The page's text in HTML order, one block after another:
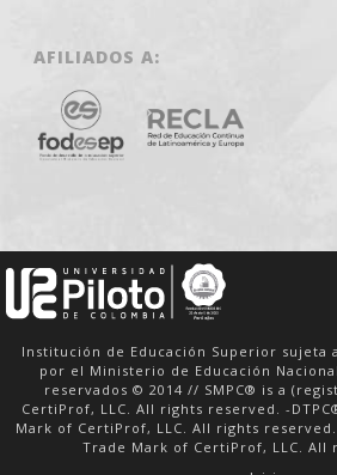
AFILIADOS A:
Institución de Educación Superior sujeta
por el Ministerio de Educación
reservados © 2014 // SMPC® is a
CertiProf, LLC. All rights reserved. -
Mark of CertiProf, LLC. All rights
Trade Mark of CertiProf, LLC. All